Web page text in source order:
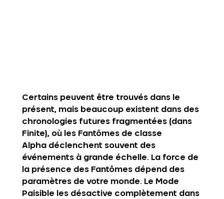
Certains peuvent être trouvés dans le
présent, mais beaucoup existent dans des
chronologies futures fragmentées (dans
Finite), où les Fantômes de classe
Alpha déclenchent souvent des
événements à grande échelle. La force de
la présence des Fantômes dépend des
paramètres de votre monde. Le Mode
Paisible les désactive complètement dans